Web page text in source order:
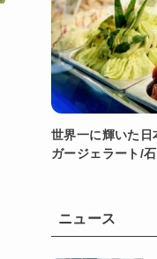
世界一に輝いた
ガージェラート/
ニュース